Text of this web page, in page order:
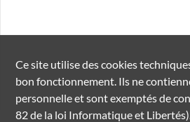
Ce site utilise descookies
bon fonctionnement. Ils ne
personnelle et sont exemptés de
82 de la loi Informatique et